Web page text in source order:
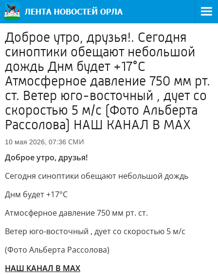
Доброе утро, друзья!. Сегодня
синоптики обещают небольшой
дождь Днм будет +17°С
Атмосферное давление 750 мм рт.
ст. Ветер юго-восточный , дует со
скоростью 5 м/с (Фото Альберта
Рассолова) НАШ КАНАЛ В МАХ
10 мая 2026, 07:36 СМИ
Доброе утро, друзья!
Сегодня синоптики обещают небольшой дождь
Днм будет +17°С
Атмосферное давление 750 мм рт. ст.
Ветер юго-восточный , дует со скоростью 5 м/с
(Фото Альберта Рассолова)
НАШ КАНАЛ В МАХ